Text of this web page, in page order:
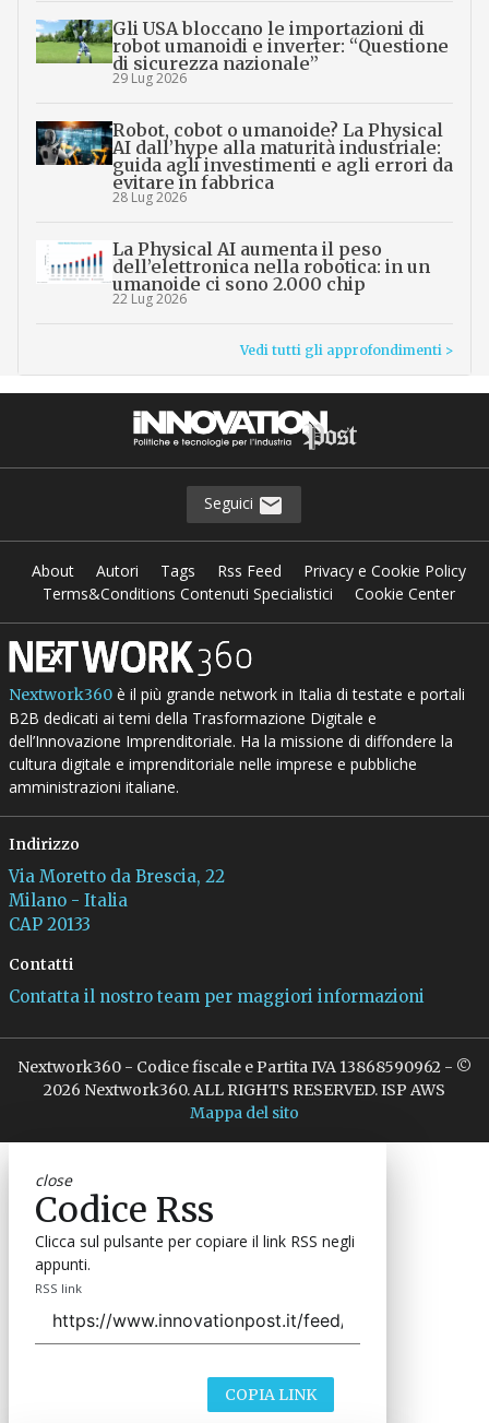
Gli USA bloccano le importazioni di
robot umanoidi e inverter: “Questione
di sicurezza nazionale”
29 Lug 2026
Robot, cobot o umanoide? La Physical
AI dall’hype alla maturità industriale:
guida agli investimenti e agli errori da
evitare in fabbrica
28 Lug 2026
La Physical AI aumenta il peso
dell’elettronica nella robotica: in un
umanoide ci sono 2.000 chip
22 Lug 2026
Vedi tutti gli approfondimenti >
Seguici
About Autori Tags Rss Feed
Privacy e Cookie Policy
Terms&Conditions Contenuti Specialistici
Cookie Center
Nextwork360è il più grande network in Italia di testate e portali
B2B dedicati ai temi della Trasformazione Digitale e
dell’Innovazione Imprenditoriale. Ha la missione di diffondere la
cultura digitale e imprenditoriale nelle imprese e pubbliche
amministrazioni italiane.
Indirizzo
Via Moretto da Brescia, 22
Milano - Italia
CAP 20133
Contatti
Contatta il nostro team per maggiori informazioni
Nextwork360 - Codice fiscale e Partita IVA 13868590962 - ©
2026 Nextwork360. ALL RIGHTS RESERVED. ISP AWS
Mappa del sito
close
Codice Rss
Clicca sul pulsante per copiare il link RSS negli
appunti.
RSS link
COPIA LINK